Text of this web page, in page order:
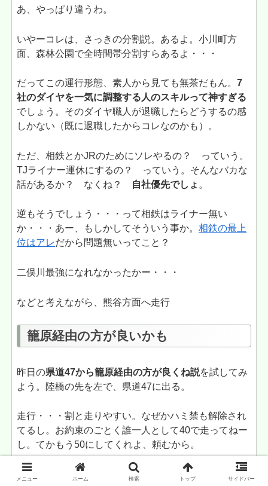
あ、やっぱり違うわ。
いやーコレは、さっきの分割説。あるよ。小川町方
面、森林公園で全時間帯分割すらあるよ・・・
だってこの運行形態、素人から見ても無茶だもん。7
社のダイヤを一気に調整する人のスキルって神すぎる
でしょう。そのダイヤ職人が退職したらどうするの感
しかない（既に退職したからコレなのかも）。
ただ、相鉄とかJRのためにソレやるの？ っていう。
TJライナー運休にするの？ っていう。そんなバカな
話があるか？ なくね？
自社優先でしょ 。
逆もそうでしょう・・・って相鉄はライナー無い
か・・・あー、もしかしてそういう事か。相鉄の最上
位はアレだから問題無いってこと？
二俣川最強になれなかったかー・・・
などと考えながら、熊谷方面へ走行
籠原経由の方が良いかも
昨日の県道47から籠原経由の方が良くね説を試してみ
よう。陸橋の先を左で、県道47に出る。
走行・・・割と走りやすい。なぜかハミ禁も解除され
てるし。お約束のごとく誰一人として40で走ってねー
し。てかもう50にしてくれよ、頼むから。
荒川の橋に到着。予想通り国道140の信号が激混み 。
メニュー ホーム 検索 トップ サイドバー